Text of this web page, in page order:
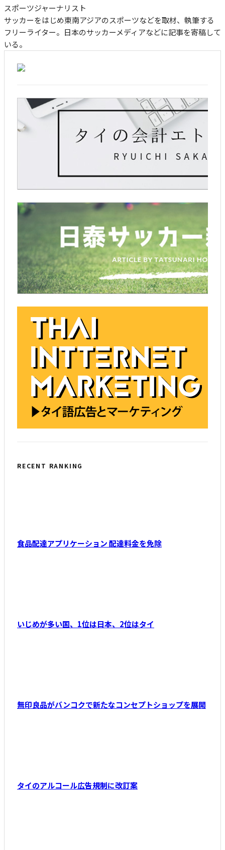
スポーツジャーナリスト
サッカーをはじめ東南アジアのスポーツなどを取材、執筆する
フリーライター。日本のサッカーメディアなどに記事を寄稿して
いる。
RECENT RANKING
食品配達アプリケーション 配達料金を免除
いじめが多い国、1位は日本、2位はタイ
無印良品がバンコクで新たなコンセプトショップを展開
タイのアルコール広告規制に改訂案